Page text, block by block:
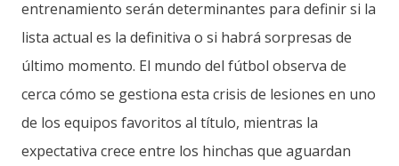
entrenamiento serán determinantes para definir si la
lista actual es la definitiva o si habrá sorpresas de
último momento. El mundo del fútbol observa de
cerca cómo se gestiona esta crisis de lesiones en uno
de los equipos favoritos al título, mientras la
expectativa crece entre los hinchas que aguardan